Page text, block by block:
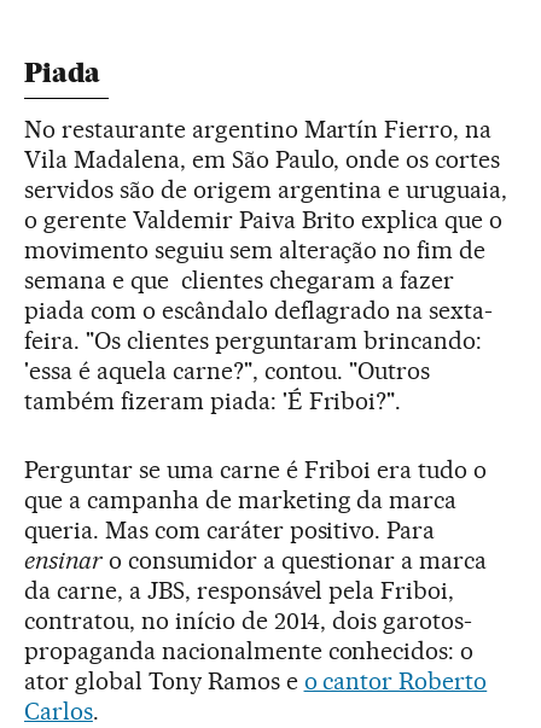
Piada
No restaurante argentino Martín Fierro, na
Vila Madalena, em São Paulo, onde os cortes
servidos são de origem argentina e uruguaia,
o gerente Valdemir Paiva Brito explica que o
movimento seguiu sem alteração no fim de
semana e que clientes chegaram a fazer
piada com o escândalo deflagrado na sexta-
feira. "Os clientes perguntaram brincando:
'essa é aquela carne?", contou. "Outros
também fizeram piada: 'É Friboi?".
Perguntar se uma carne é Friboi era tudo o
que a campanha de marketing da marca
queria. Mas com caráter positivo. Para
ensinaro consumidor a questionar a marca
da carne, a JBS, responsável pela Friboi,
contratou, no início de 2014, dois garotos-
propaganda nacionalmente conhecidos: o
ator global Tony Ramos e o cantor Roberto
Carlos.